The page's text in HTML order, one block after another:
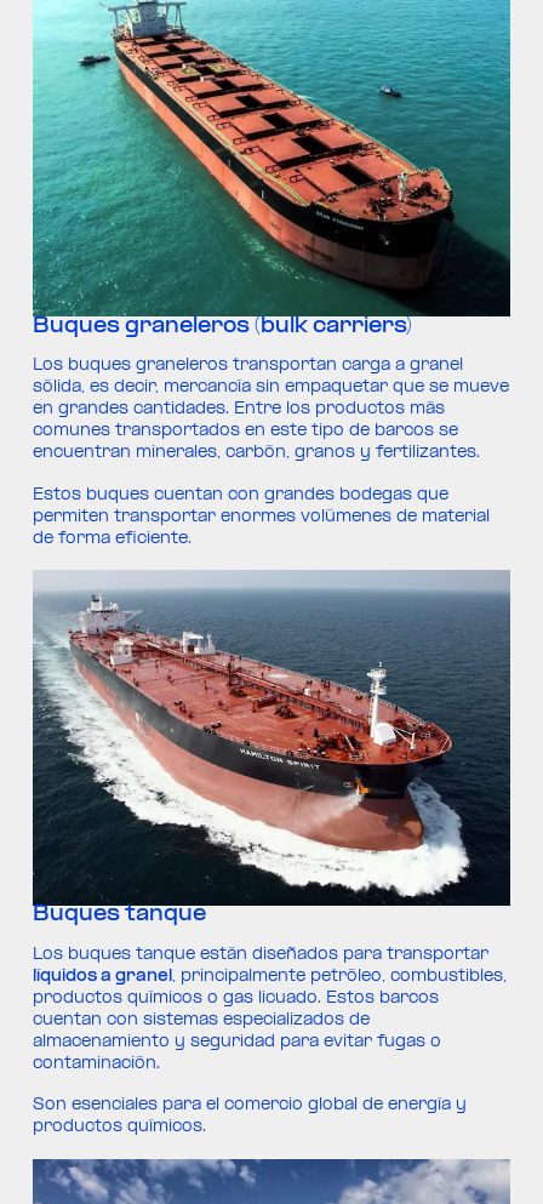
Buques graneleros (bulk carriers)
Los buques graneleros transportan carga a granel
sólida, es decir, mercancía sin empaquetar que se mueve
en grandes cantidades. Entre los productos más
comunes transportados en este tipo de barcos se
encuentran minerales, carbón, granos y fertilizantes.
Estos buques cuentan con grandes bodegas que
permiten transportar enormes volúmenes de material
de forma eficiente.
Buques tanque
Los buques tanque están diseñados para transportar
líquidos a granel , principalmente petróleo, combustibles,
productos químicos o gas licuado. Estos barcos
cuentan con sistemas especializados de
almacenamiento y seguridad para evitar fugas o
contaminación.
Son esenciales para el comercio global de energía y
productos químicos.